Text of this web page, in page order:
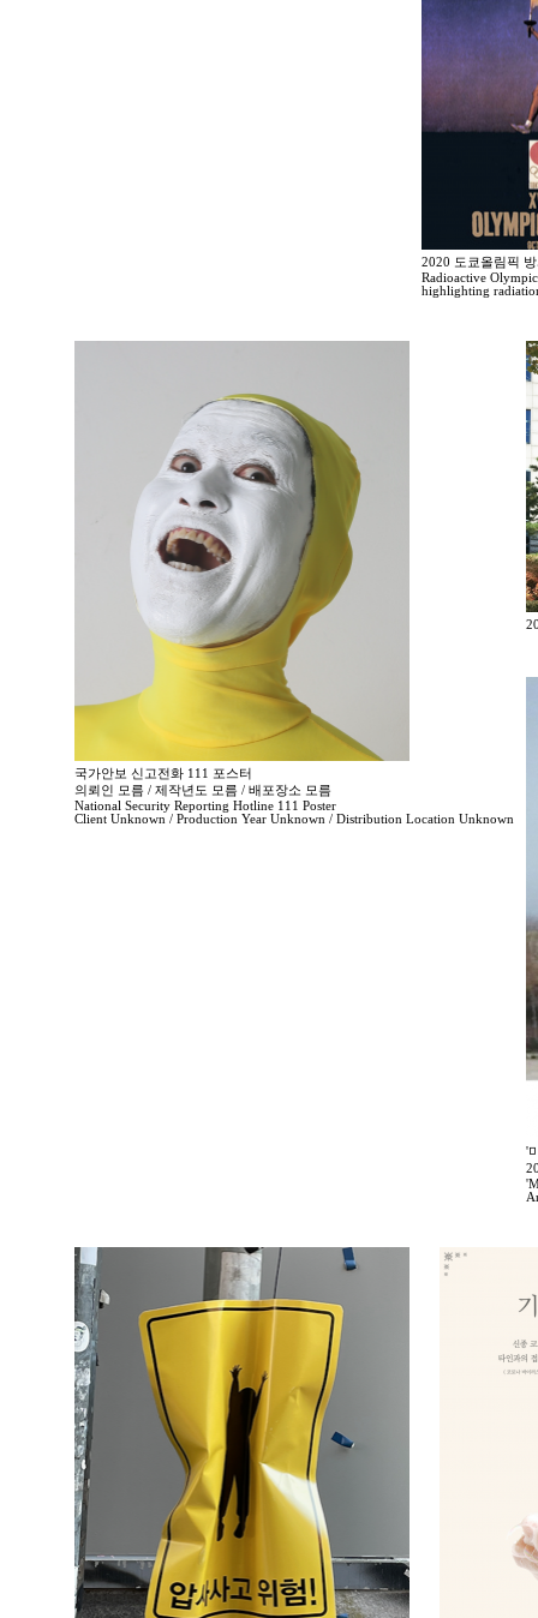
2020 도쿄올림픽
Radioactive
highlighting
국가안보 신고전화 111 포스터
의뢰인 모름 / 제작년도 모름 / 배포장소 모름
National Security Reporting Hotline 111 Poster
Client Unknown / Production Year Unknown / Distribution Location Unknown
'